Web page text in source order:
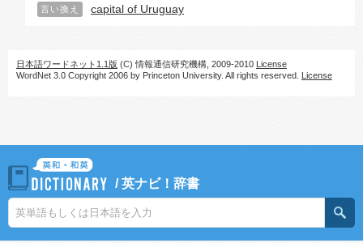
言い換え capital of Uruguay
日本語ワードネット1.1版 (C) 情報通信研究機構, 2009-2010 License
WordNet 3.0 Copyright 2006 by Princeton University. All rights reserved. License
/英ナビ！辞書